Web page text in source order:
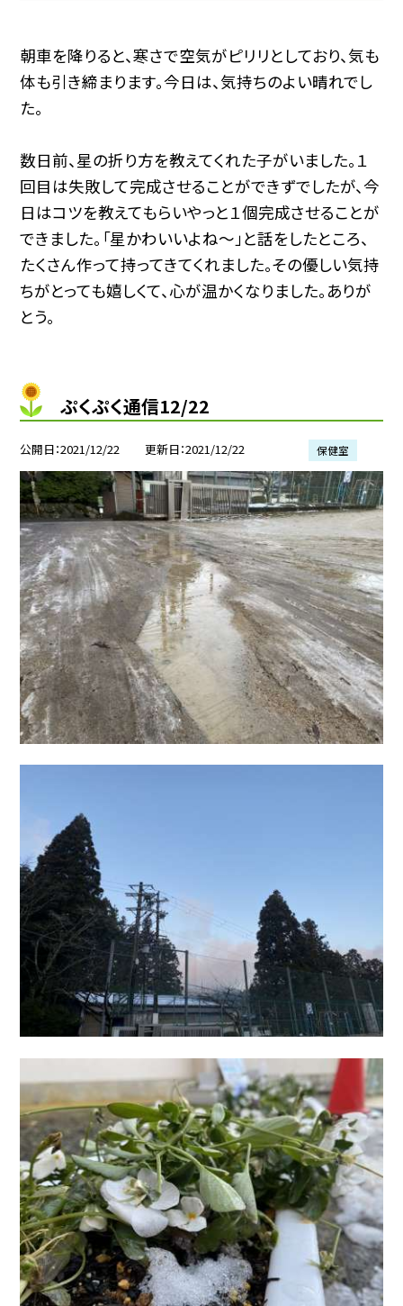
朝車を降りると、寒さで空気がピリリとしており、気も
体も引き締まります。今日は、気持ちのよい晴れでし
た。
数日前、星の折り方を教えてくれた子がいました。１
回目は失敗して完成させることができずでしたが、今
日はコツを教えてもらいやっと１個完成させることが
できました。「星かわいいよね〜」と話をしたところ、
たくさん作って持ってきてくれました。その優しい気持
ちがとっても嬉しくて、心が温かくなりました。ありが
とう。
ぷくぷく通信12/22
公開日 2021/12/22 更新日 2021/12/22 保健室